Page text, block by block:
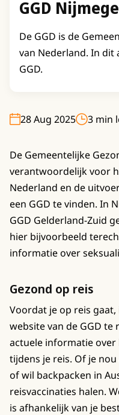
GGD
De GGD is de
van Nederland. In dit
GGD.
28 Aug 2025 3 min
De Gemeentelijke
verantwoordelijk voor
Nederland en de
een GGD te vinden. In
GGD Gelderland-Zuid
hier bijvoorbeeld
informatie over
Gezond op reis
Voordat je op reis
website van de GGD te
actuele informatie
tijdens je reis. Of je
of wil backpacken in
reisvaccinaties halen.
is afhankelijk van je